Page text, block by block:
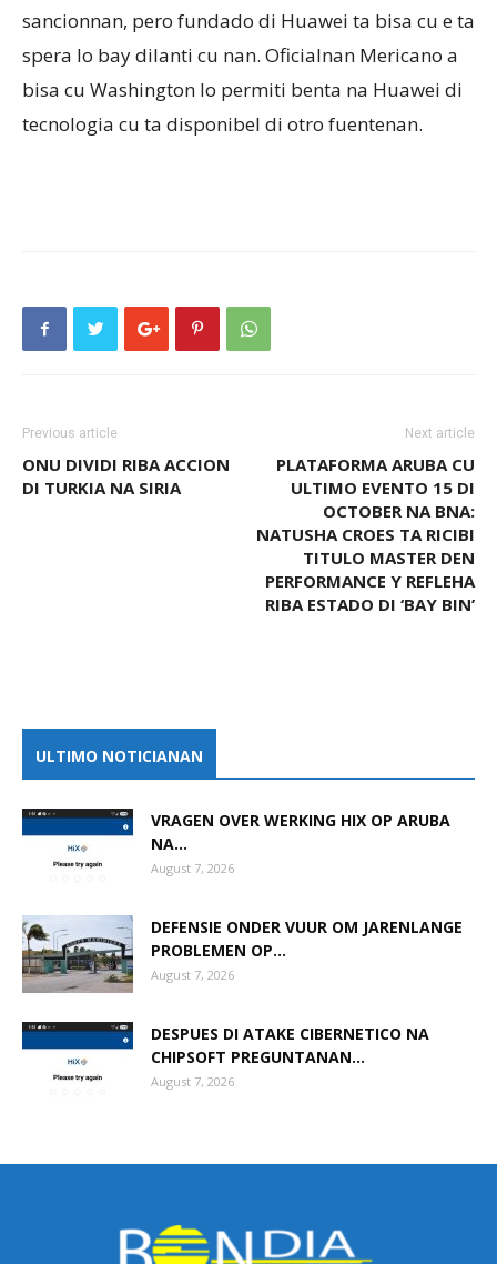
sancionnan, pero fundado di Huawei ta bisa cu e ta
spera lo bay dilanti cu nan. Oficialnan Mericano a
bisa cu Washington lo permiti benta na Huawei di
tecnologia cu ta disponibel di otro fuentenan.
Previous article
ONU DIVIDI RIBA ACCION
DI TURKIA NA SIRIA
Next article
PLATAFORMA ARUBA CU
ULTIMO EVENTO 15 DI
OCTOBER NA BNA:
NATUSHA CROES TA RICIBI
TITULO MASTER DEN
PERFORMANCE Y REFLEHA
RIBA ESTADO DI ‘BAY BIN’
ULTIMO NOTICIANAN
VRAGEN OVER WERKING HIX OP ARUBA
NA...
August 7, 2026
DEFENSIE ONDER VUUR OM JARENLANGE
PROBLEMEN OP...
August 7, 2026
DESPUES DI ATAKE CIBERNETICO NA
CHIPSOFT PREGUNTANAN...
August 7, 2026